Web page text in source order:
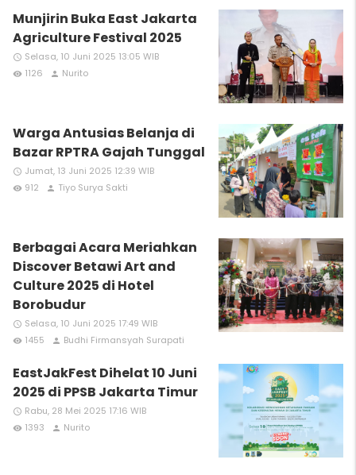
Munjirin Buka East Jakarta
Agriculture Festival 2025
access_time Selasa, 10 Juni 2025 13:05 WIB
remove_red_eye 1126 person Nurito
Warga Antusias Belanja di
Bazar RPTRA Gajah Tunggal
access_time Jumat, 13 Juni 2025 12:39 WIB
remove_red_eye 912 person Tiyo Surya Sakti
Berbagai Acara Meriahkan
Discover Betawi Art and
Culture 2025 di Hotel
Borobudur
access_time Selasa, 10 Juni 2025 17:49 WIB
remove_red_eye 1455 person Budhi Firmansyah Surapati
EastJakFest Dihelat 10 Juni
2025 di PPSB Jakarta Timur
access_time Rabu, 28 Mei 2025 17:16 WIB
remove_red_eye 1393 person Nurito